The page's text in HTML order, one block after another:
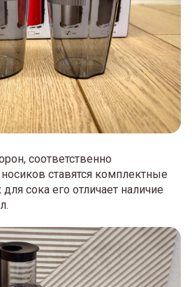
соответственно
ставятся комплектные
сока его отличает наличие